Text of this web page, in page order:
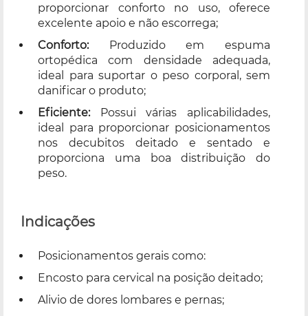
proporcionar conforto no uso, oferece
excelente apoio e não escorrega;
Conforto:Produzido em espuma
ortopédica com densidade adequada,
ideal para suportar o peso corporal, sem
danificar o produto;
Eficiente:Possui várias aplicabilidades,
ideal para proporcionar posicionamentos
nos decubitos deitado e sentado e
proporciona uma boa distribuição do
peso.
Indicações
Posicionamentos gerais como:
Encosto para cervical na posição deitado;
Alivio de dores lombares e pernas;